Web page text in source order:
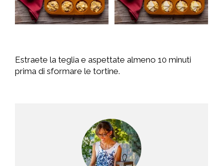
Estraete la teglia e aspettate almeno 10 minuti
prima di sformare le tortine.